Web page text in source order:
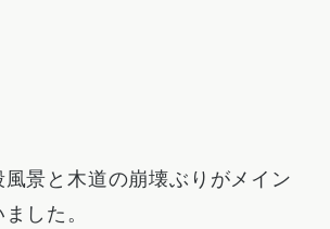
景と木道の崩壊ぶりがメイン
した。